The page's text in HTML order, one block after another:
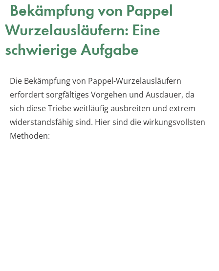
Bekämpfung von Pappel
Wurzelausläufern: Eine
schwierige Aufgabe
Die Bekämpfung von Pappel-Wurzelausläufern
erfordert sorgfältiges Vorgehen und Ausdauer, da
sich diese Triebe weitläufig ausbreiten und extrem
widerstandsfähig sind. Hier sind die wirkungsvollsten
Methoden: